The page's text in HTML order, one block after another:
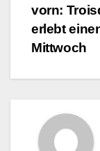
vorn:
erlebt
Mittwoch